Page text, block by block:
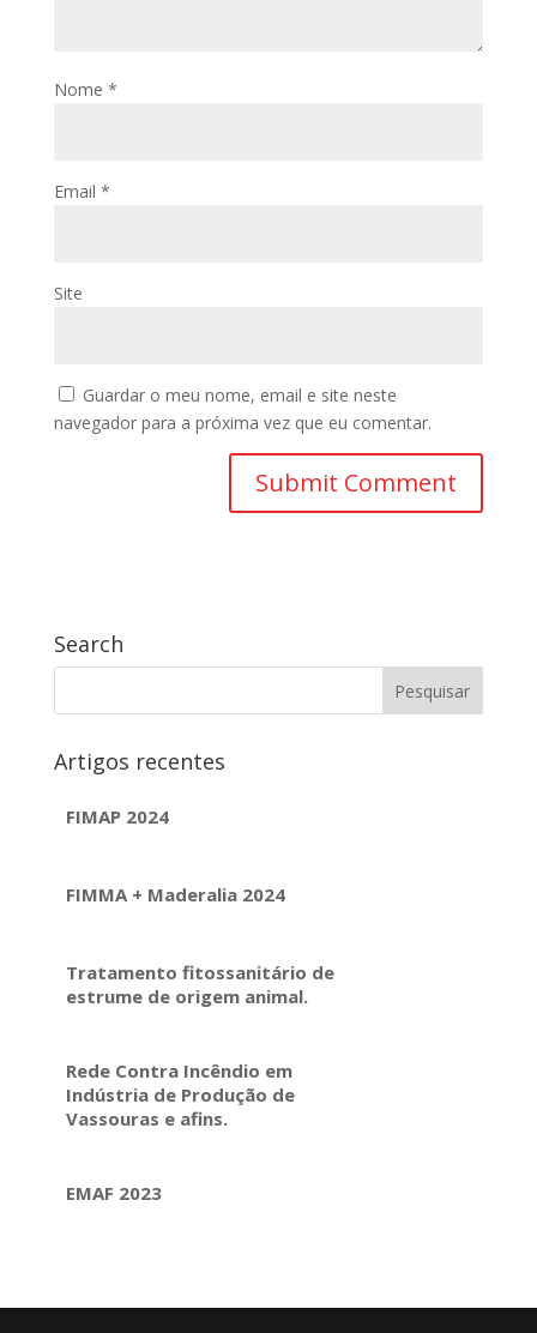
Nome *
Email *
Site
Guardar o meu nome, email e site neste
navegador para a próxima vez que eu comentar.
Search
Artigos recentes
FIMAP 2024
FIMMA + Maderalia 2024
Tratamento fitossanitário de
estrume de origem animal.
Rede Contra Incêndio em
Indústria de Produção de
Vassouras e afins.
EMAF 2023